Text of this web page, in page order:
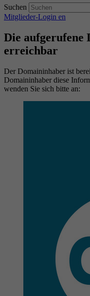
Suchen
Mitglieder-Login en
Die aufgerufene
erreichbar
Der Domaininhaber ist
Domaininhaber diese
wenden Sie sich bitte an: